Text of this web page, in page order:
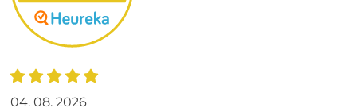
04. 08. 2026